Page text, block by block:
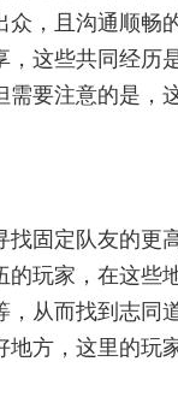
众，且沟通顺畅
这些共同经历
要注意的是，
找固定队友的更
玩家，在这些
从而找到志同
方，这里的玩